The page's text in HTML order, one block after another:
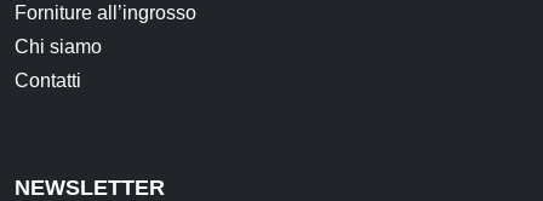
Forniture all’ingrosso
Chi siamo
Contatti
NEWSLETTER